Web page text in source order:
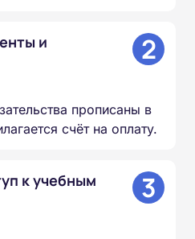
и
2
прописаны в
счёт на оплату.
к учебным
3